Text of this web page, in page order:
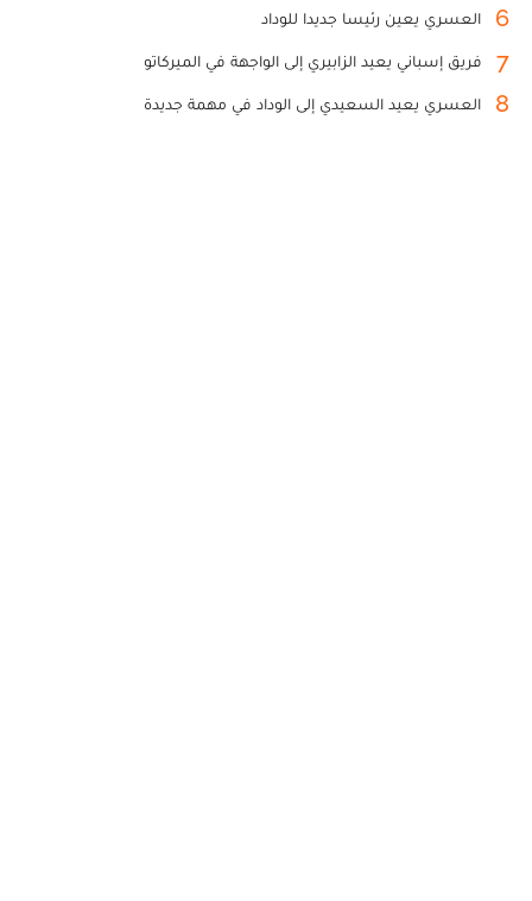
6 العسري يعين رئيسا جديدا للوداد
7 فريق إسباني يعيد الزابيري إلى الواجهة في الميركاتو
8 العسري يعيد السعيدي إلى الوداد في مهمة جديدة